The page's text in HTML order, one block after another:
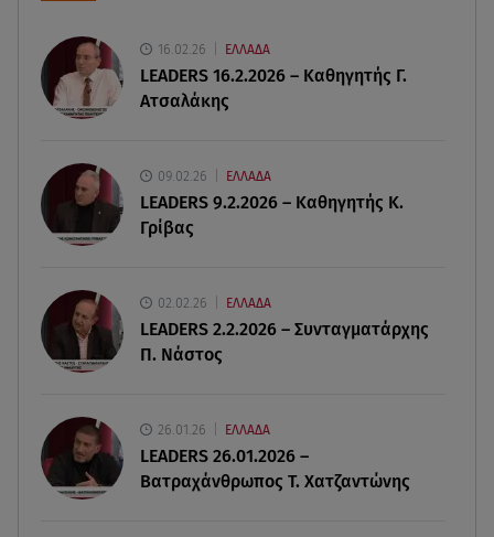
Άκης Παυλόπουλος: Η τρυφερή εξομολόγηση
της συζύγου του, Ελένης Φωτοπούλου
ο ρόλος του «συνδέσμου»
06.08.26 , 20:16
Αθηνά Οικονομάκου από την Μπόρα Μπόρα:
06.08.26 , 20:04
Σαμοθράκη: Συγκλονιστική διάσωση 15χρονης
από δύσβατο φαράγγι
06.08.26 , 19:44
Πότε δεν επιβάλλεται φόρος κληρονομιάς σε
τραπεζικές καταθέσεις
16.02.26 ΕΛΛΑΔΑ
LEADERS 16.2.2026 – Καθηγητής Γ.
Ατσαλάκης
09.02.26 ΕΛΛΑΔΑ
LEADERS 9.2.2026 – Καθηγητής Κ.
Γρίβας
02.02.26 ΕΛΛΑΔΑ
LEADERS 2.2.2026 – Συνταγματάρχης
Π. Νάστος
26.01.26 ΕΛΛΑΔΑ
LEADERS 26.01.2026 –
Βατραχάνθρωπος Τ. Χατζαντώνης